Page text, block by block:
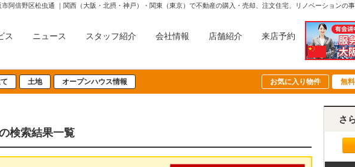
市阿倍野区松虫通 ｜関西（大阪・北摂・神戸）・関東（東京）で不動産の購入・売却、注文住宅、リノベーションの
ス ニュース スタッフ紹介 会社情報 店舗紹介 来店予約
土地 オープンハウス情報 お気に入り物件 無
検索結果一覧
さ